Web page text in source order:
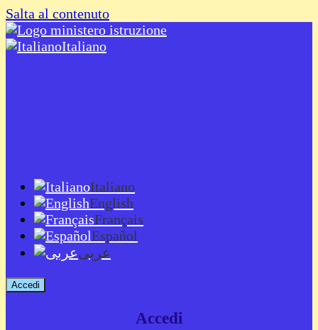
Salta al contenuto
Italiano
Italiano
English
Français
Español
عربى
Accedi
Accedi